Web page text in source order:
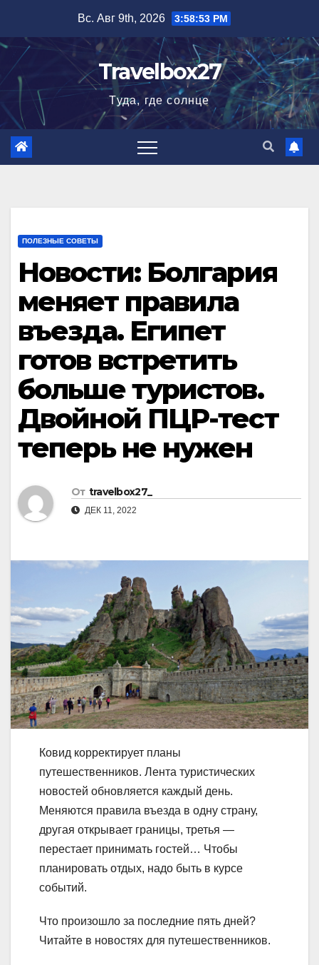
содержимому
Вс. Авг 9th, 2026 3:58:55 PM
Travelbox27
Туда, где солнце
ПОЛЕЗНЫЕ СОВЕТЫ
Новости: Болгария
меняет правила
въезда. Египет
готов встретить
больше туристов.
Двойной ПЦР-тест
теперь не нужен
От travelbox27_
ДЕК 11, 2022
Ковид корректирует планы
путешественников. Лента туристических
новостей обновляется каждый день.
Меняются правила въезда в одну страну,
другая открывает границы, третья —
перестает принимать гостей… Чтобы
планировать отдых, надо быть в курсе
событий.
Что произошло за последние пять дней?
Читайте в новостях для путешественников.